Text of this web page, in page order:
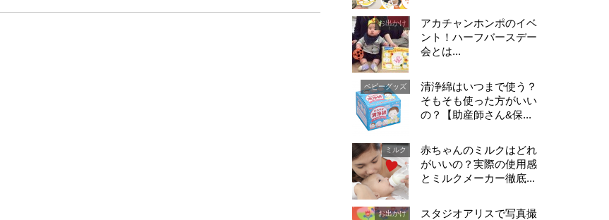
お出かけ
アカチャンホンポのイベ
ント！ハーフバースデー
会とは...
ベビーグッズ
清浄綿はいつまで使う？
そもそも使った方がいい
の？【助産師さん&保...
ミルク
赤ちゃんのミルクはどれ
がいいの？実際の使用感
とミルクメーカー徹底...
お出かけ
スタジオアリスで写真撮